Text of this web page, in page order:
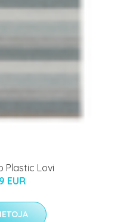
Plastic Lovi
EUR